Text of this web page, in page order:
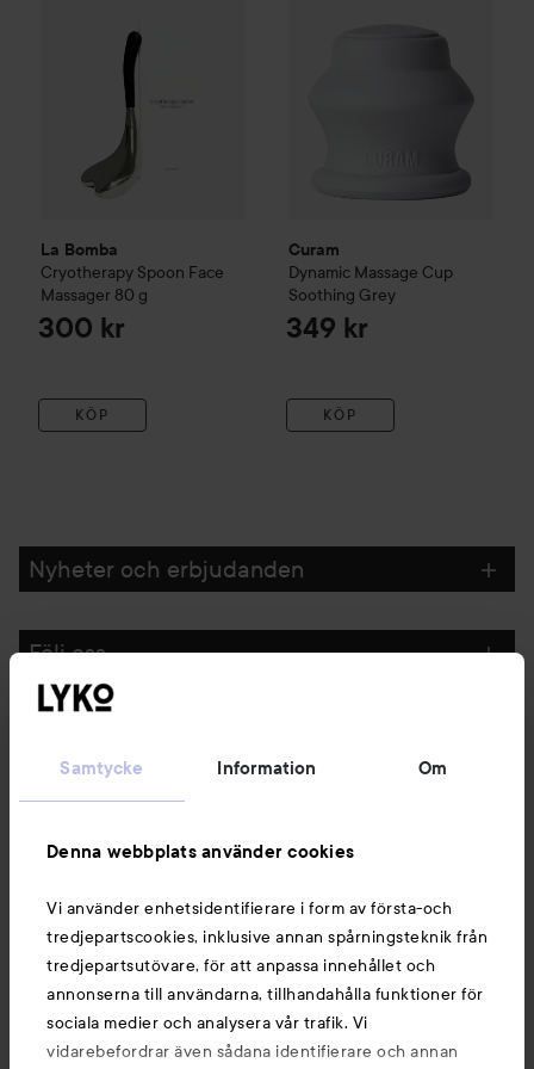
Samtycke Information Om
Denna webbplats använder cookies
Vi använder enhetsidentifierare i form av första-och
tredjepartscookies, inklusive annan spårningsteknik från
tredjepartsutövare, för att anpassa innehållet och
annonserna till användarna, tillhandahålla funktioner för
sociala medier och analysera vår trafik. Vi
vidarebefordrar även sådana identifierare och annan
La Bomba
Cryotherapy Spoon Face
Massager 80 g
300 kr
KÖP
Curam
Dynamic Massage Cup
Soothing Grey
349 kr
KÖP
Nyheter och erbjudanden
Följ oss
Du kanske också gillar